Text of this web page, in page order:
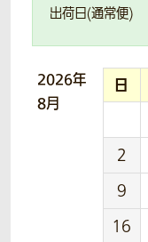
出荷日(通常便)
2026年
8月
日
2
9
16